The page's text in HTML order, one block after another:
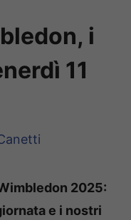
i
11
2025:
e i nostri